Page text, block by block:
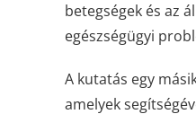
betegségek és az
egészségügyi
A kutatás egy
amelyek